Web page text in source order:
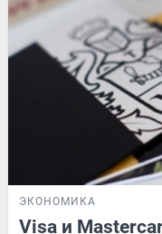
ЭКОНОМИКА
Visa и